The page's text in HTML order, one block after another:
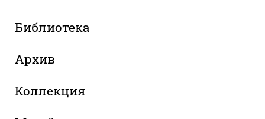
Библиотека
Архив
Коллекция